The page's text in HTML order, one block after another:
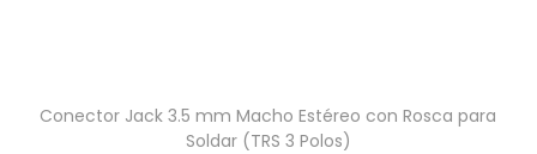
Conector Jack 3.5 mm Macho Estéreo con Rosca para
Soldar (TRS 3 Polos)